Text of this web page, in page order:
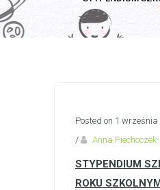
Posted on 1 września
/
Anna
STYPENDIUM
ROKU